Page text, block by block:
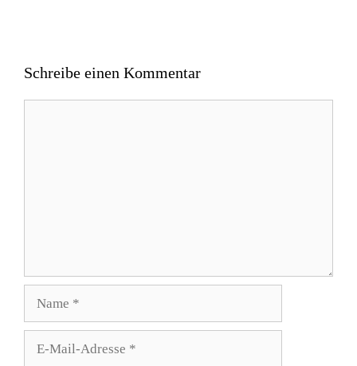
Schreibe einen Kommentar